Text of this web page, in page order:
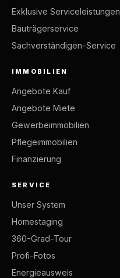
Exklusive Serviceleistungen
Bauträgerservice
Sachverständigen-Service
IMMOBILIEN
Angebote Kauf
Angebote Miete
Gewerbeimmobilien
Pflegeimmobilien
Finanzierung
SERVICE
Unser System
Homestaging
360-Grad-Tour
Profi-Fotos
Energieausweis